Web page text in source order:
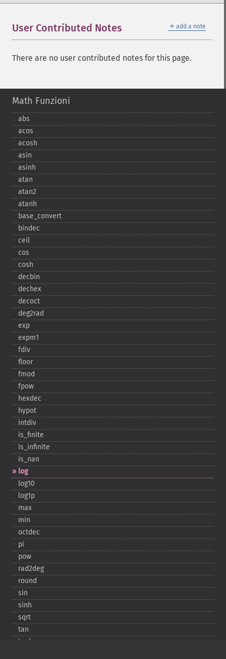
＋ add a note
User Contributed Notes
There are no user contributed notes for this page.
Math Funzioni
abs
acos
acosh
asin
asinh
atan
atan2
atanh
base_​convert
bindec
ceil
cos
cosh
decbin
dechex
decoct
deg2rad
exp
expm1
fdiv
floor
fmod
fpow
hexdec
hypot
intdiv
is_​finite
is_​infinite
is_​nan
log
log10
log1p
max
min
octdec
pi
pow
rad2deg
round
sin
sinh
sqrt
tan
tanh